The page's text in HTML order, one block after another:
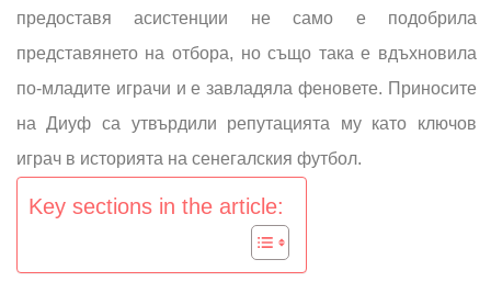
предоставя асистенции не само е подобрила
представянето на отбора, но също така е вдъхновила
по-младите играчи и е завладяла феновете. Приносите
на Диуф са утвърдили репутацията му като ключов
играч в историята на сенегалския футбол.
Key sections in the article: